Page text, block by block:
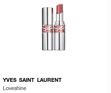
YVES SAINT LAURENT
Loveshine